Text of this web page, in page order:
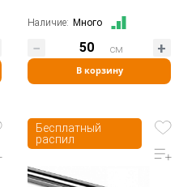
Наличие: Много
В корзину
см
Бесплатный
распил